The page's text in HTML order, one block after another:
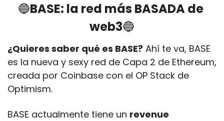
🔵BASE: la red más BASADA de
web3🔵
¿Quieres saber qué es BASE? Ahí te va, BASE
es la nueva y sexy red de Capa 2 de Ethereum,
creada por Coinbase con el OP Stack de
Optimism.
BASE actualmente tiene un revenue